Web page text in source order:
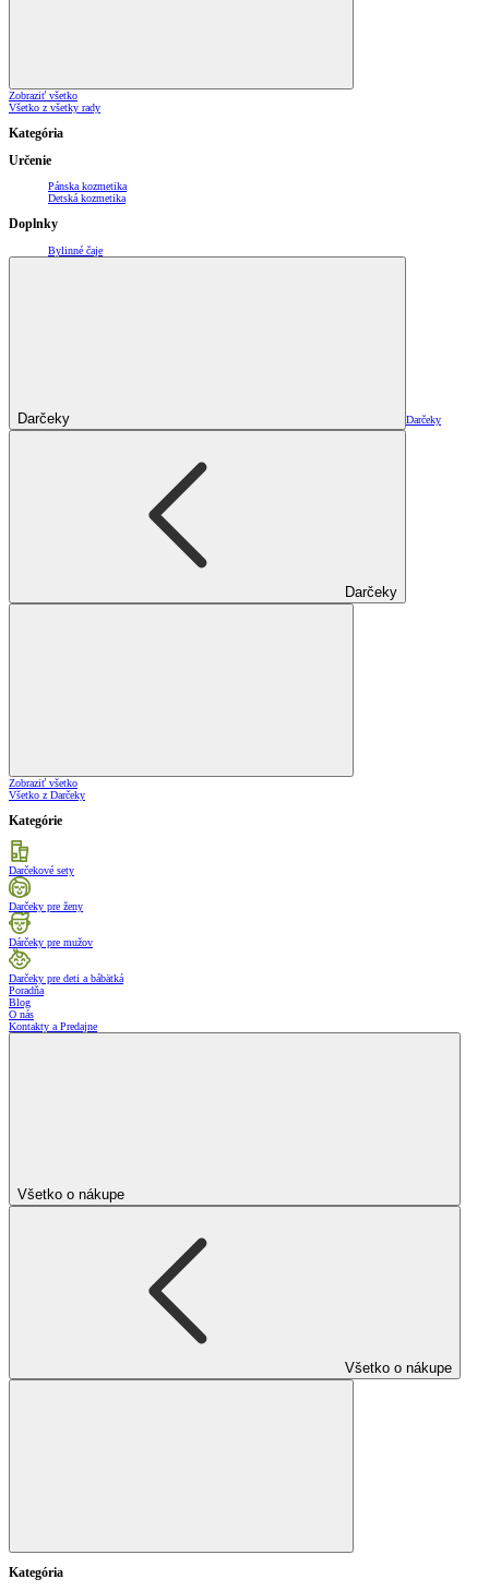
Zobraziť všetko
Všetko z všetky rady
Kategória
Určenie
Pánska kozmetika
Detská kozmetika
Doplnky
Bylinné čaje
Darčeky Darčeky
Darčeky
Zobraziť všetko
Všetko z Darčeky
Kategórie
Darčekové sety
Darčeky pre ženy
Dárčeky pre mužov
Darčeky pre deti a bábätká
Poradňa
Blog
O nás
Kontakty a Predajne
Všetko o nákupe
Všetko o nákupe
Kategória